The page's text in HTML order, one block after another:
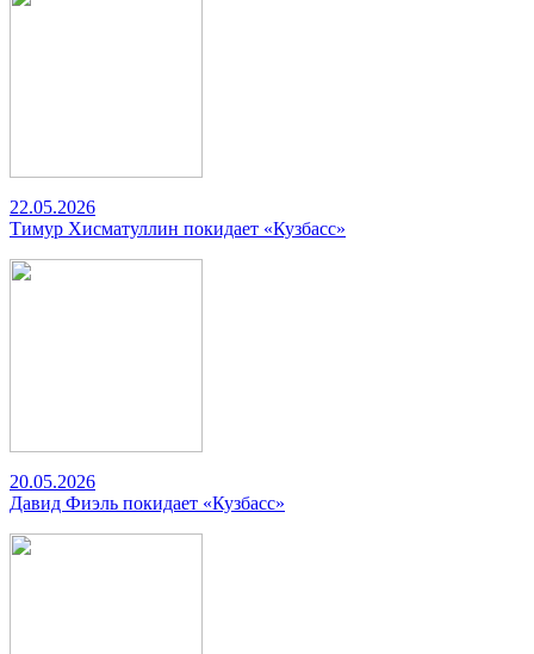
22.05.2026
Тимур Хисматуллин покидает «Кузбасс»
20.05.2026
Давид Фиэль покидает «Кузбасс»